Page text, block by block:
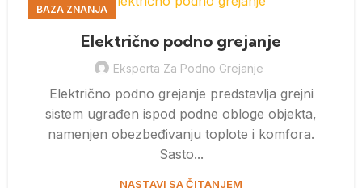
BAZA ZNANJA
Električno podno grejanje
Eksperta Za Podno Grejanje
Električno podno grejanje predstavlja grejni
sistem ugrađen ispod podne obloge objekta,
namenjen obezbeđivanju toplote i komfora.
Sasto...
NASTAVI SA ČITANJEM